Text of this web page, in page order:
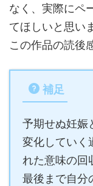
なく、実際にペ
てほしいと思い
この作品の読後
補足
予期せぬ妊娠
変化していく
れた意味の回
最後まで自分